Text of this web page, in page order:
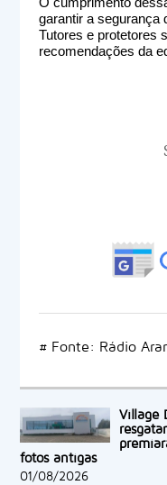
garantir a segurança
Tutores e protetores
recomendações da
# Fonte: Rádio
Village
fotos antigas
01/08/2026